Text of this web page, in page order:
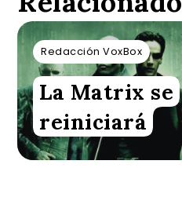
Redacción VoxBox
La Matrix se
reiniciará